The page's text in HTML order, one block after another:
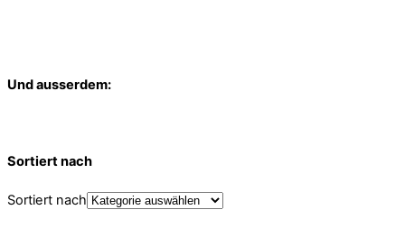
Und ausserdem:
Sortiert nach
Sortiert nach